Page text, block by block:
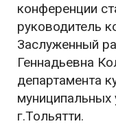
конференции
руководитель
Заслуженный
Геннадьевна
департамента
муниципальных
г.Тольятти.